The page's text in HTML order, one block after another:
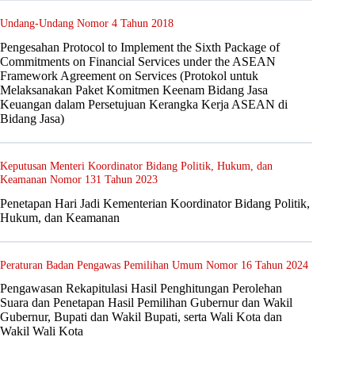
Undang-Undang Nomor 4 Tahun 2018
Pengesahan Protocol to Implement the Sixth Package of
Commitments on Financial Services under the ASEAN
Framework Agreement on Services (Protokol untuk
Melaksanakan Paket Komitmen Keenam Bidang Jasa
Keuangan dalam Persetujuan Kerangka Kerja ASEAN di
Bidang Jasa)
Keputusan Menteri Koordinator Bidang Politik, Hukum, dan
Keamanan Nomor 131 Tahun 2023
Penetapan Hari Jadi Kementerian Koordinator Bidang Politik,
Hukum, dan Keamanan
Peraturan Badan Pengawas Pemilihan Umum Nomor 16 Tahun 2024
Pengawasan Rekapitulasi Hasil Penghitungan Perolehan
Suara dan Penetapan Hasil Pemilihan Gubernur dan Wakil
Gubernur, Bupati dan Wakil Bupati, serta Wali Kota dan
Wakil Wali Kota